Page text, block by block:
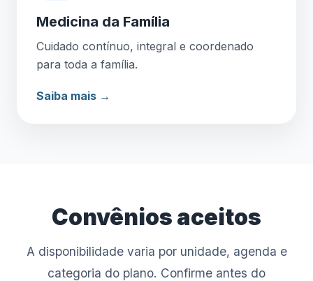
Medicina da Família
Cuidado contínuo, integral e coordenado
para toda a família.
Saiba mais →
Convênios aceitos
A disponibilidade varia por unidade, agenda e
categoria do plano. Confirme antes do